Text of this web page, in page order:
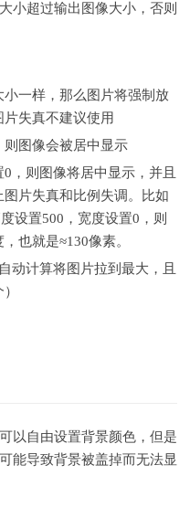
小超过输出图像大小，否则
一样，那么图片将强制放
失真不建议使用
图像会被居中显示
，则图像将居中显示，并且
片失真和比例失调。比如
设置500，宽度设置0，则
也就是≈130像素。
动计算将图片拉到最大，且
以自由设置背景颜色，但是
能导致背景被盖掉而无法显